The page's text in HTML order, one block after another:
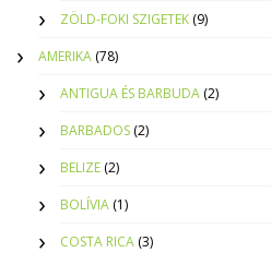
ZÖLD-FOKI SZIGETEK (9)
AMERIKA (78)
ANTIGUA ÉS BARBUDA (2)
BARBADOS (2)
BELIZE (2)
BOLÍVIA (1)
COSTA RICA (3)